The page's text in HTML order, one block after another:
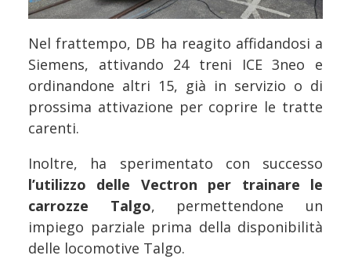
Nel frattempo, DB ha reagito affidandosi a
Siemens, attivando 24 treni ICE 3neo e
ordinandone altri 15, già in servizio o di
prossima attivazione per coprire le tratte
carenti.
Inoltre, ha sperimentato con successo
l’utilizzo delle Vectron per trainare le
carrozze Talgo, permettendone un
impiego parziale prima della disponibilità
delle locomotive Talgo.